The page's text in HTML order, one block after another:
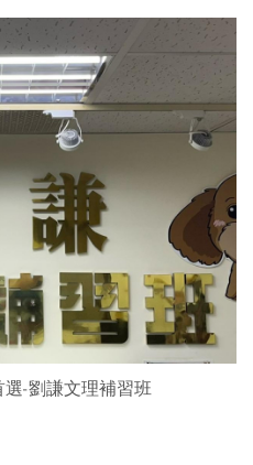
-劉謙文理補習班